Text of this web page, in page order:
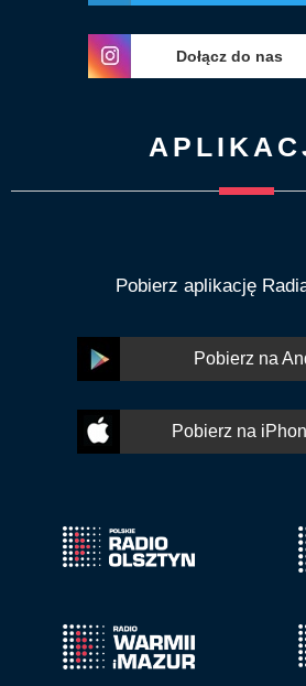
Dołącz do nas
Pobierz aplikację
Pobierz na
Pobierz na